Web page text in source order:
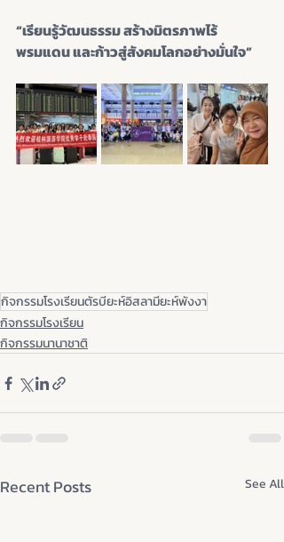
“เรียนรู้วัฒนธรรม สร้างมิตรภาพไร้
พรมแดน และก้าวสู่สังคมโลกอย่างมั่นใจ”
กิจกรรมโรงเรียนตัรบียะห์อิสลามียะห์พังงา
กิจกรรมโรงเรียน
กิจกรรมนานาชาติ
Recent Posts See All